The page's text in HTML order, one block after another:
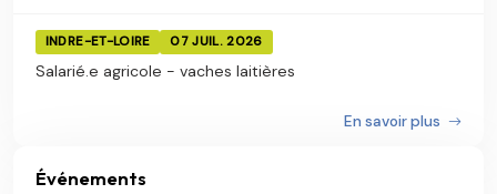
INDRE-ET-LOIRE 07 JUIL. 2026
Salarié.e agricole - vaches laitières
En savoir plus
Événements